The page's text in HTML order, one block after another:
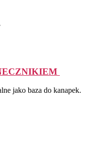
jako baza do kanapek.